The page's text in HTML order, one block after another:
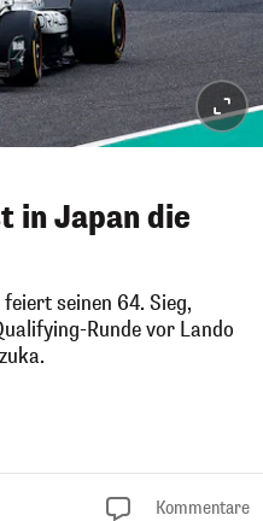
in Japan die
seinen 64. Sieg,
Runde vor Lando
Kommentare